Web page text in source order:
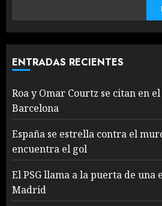
ENTRADAS RECIENTES
Roa y Omar Courtz se citan en
Barcelona
España se estrella contra el
encuentra el gol
El PSG llama a la puerta de una
Madrid